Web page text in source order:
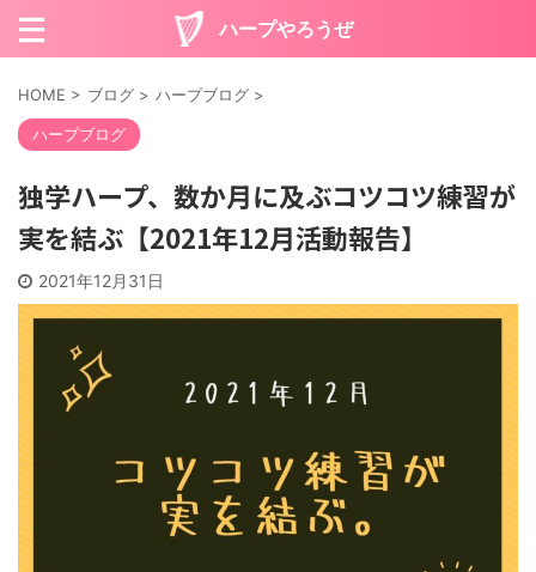
ハープやろうぜ
HOME > ブログ > ハープブログ >
ハープブログ
独学ハープ、数か月に及ぶコツコツ練習が
実を結ぶ【2021年12月活動報告】
2021年12月31日